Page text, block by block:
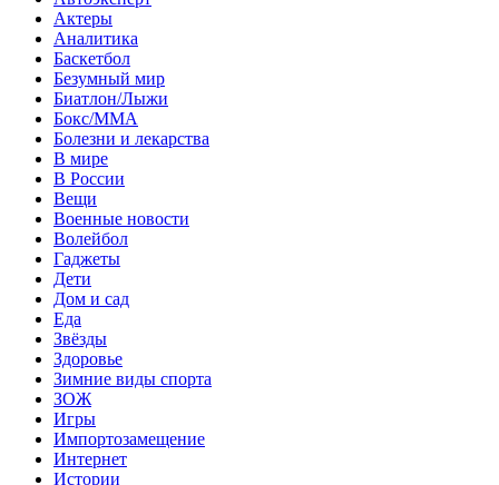
Актеры
Аналитика
Баскетбол
Безумный мир
Биатлон/Лыжи
Бокс/MMA
Болезни и лекарства
В мире
В России
Вещи
Военные новости
Волейбол
Гаджеты
Дети
Дом и сад
Еда
Звёзды
Здоровье
Зимние виды спорта
ЗОЖ
Игры
Импортозамещение
Интернет
Истории